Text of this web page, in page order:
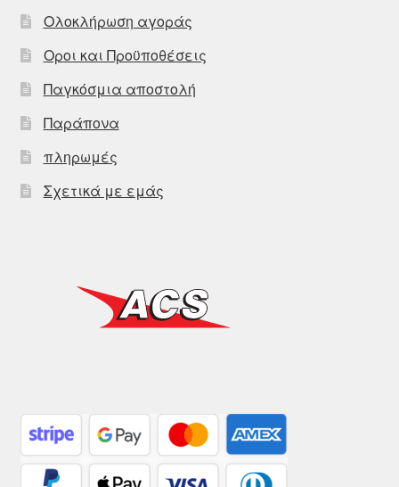
Ολοκλήρωση αγοράς
Οροι και Προϋποθέσεις
Παγκόσμια αποστολή
Παράπονα
πληρωμές
Σχετικά με εμάς